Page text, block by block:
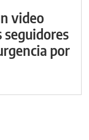
video
por